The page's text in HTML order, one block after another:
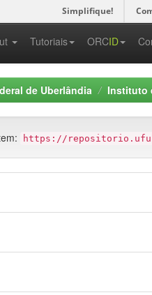
Simplifique!
Tutoriais ORCID
de Uberlândia Instituto
https://